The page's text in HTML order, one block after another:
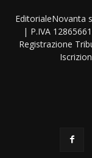
EditorialeNovanta
| P.IVA
Registrazione